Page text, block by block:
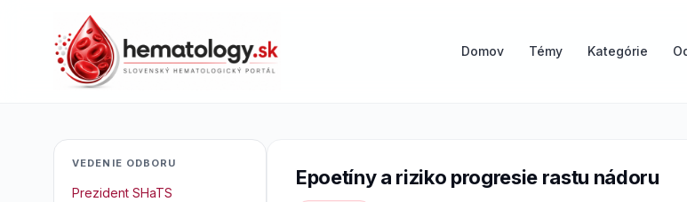
Domov Témy Kategórie
Epoetíny a riziko progresie rastu nádoru
VEDENIE ODBORU
Prezident SHaTS